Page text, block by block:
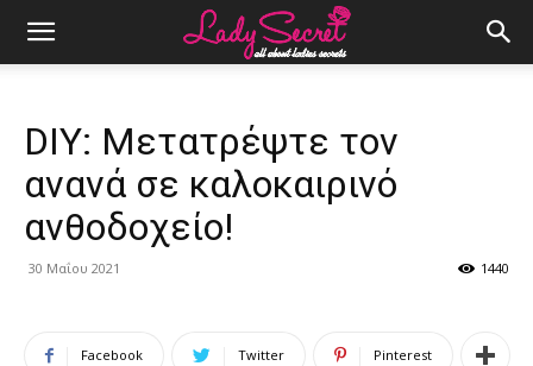
DIY: Μετατρέψτε τον
ανανά σε καλοκαιρινό
ανθοδοχείο!
30 Μαΐου 2021 1440
Facebook Twitter Pinterest